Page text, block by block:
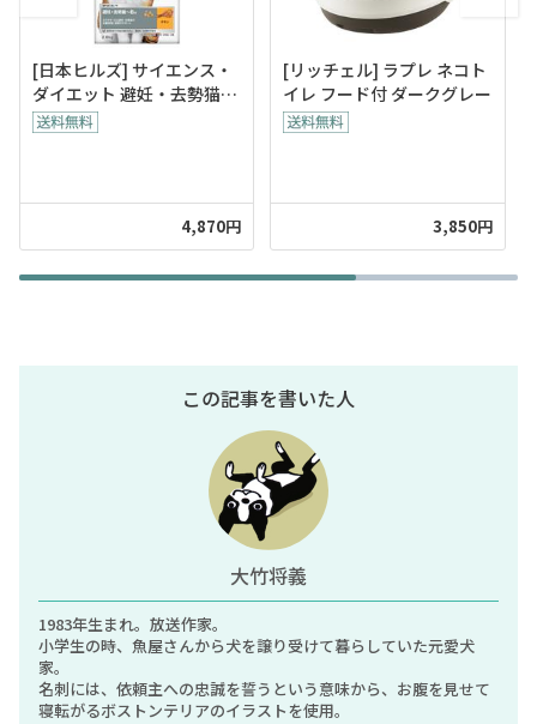
[日本ヒルズ] サイエンス・
ダイエット 避妊・去勢猫用
避妊・去勢後～6歳 チキン
2.8kg
4,870円
[リッチェル] ラプレ ネコト
イレ フード付 ダークグレー
3,850円
この記事を書いた人
大竹将義
1983年生まれ。放送作家。
小学生の時、魚屋さんから犬を譲り受けて暮らしていた元愛犬
家。
名刺には、依頼主への忠誠を誓うという意味から、お腹を見せて
寝転がるボストンテリアのイラストを使用。